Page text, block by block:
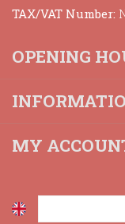
TAX/VAT Number:
OPENING
MY